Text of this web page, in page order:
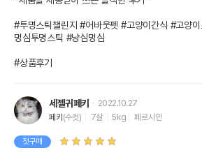
#투명스틱챌린지 #어바웃펫 #고양이간식 #고양
멍심투명스틱 #냥심멍심
#상품후기
세젤귀페키
2022.10.27
페키 (수컷) 7살 5kg 페르시안
첫구매